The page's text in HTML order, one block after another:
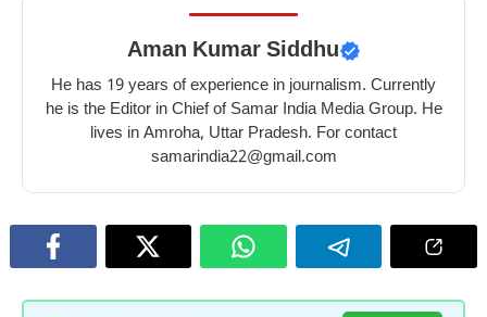
Aman Kumar Siddhu
He has 19 years of experience in journalism. Currently
he is the Editor in Chief of Samar India Media Group. He
lives in Amroha, Uttar Pradesh. For contact
samarindia22@gmail.com